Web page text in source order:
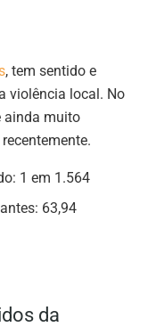
, tem sentido e
violência local. No
ainda muito
1 em 1.564
63,94
da